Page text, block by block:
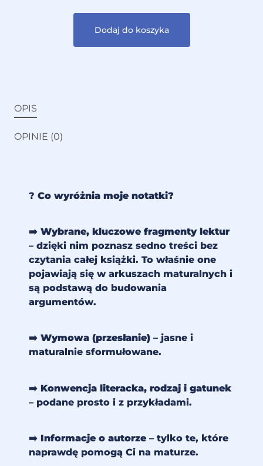
Dodaj do koszyka
OPIS
OPINIE (0)
? Co wyróżnia moje notatki?
➡️ Wybrane, kluczowe fragmenty lektur
– dzięki nim poznasz sedno treści bez
czytania całej książki. To właśnie one
pojawiają się w arkuszach maturalnych i
są podstawą do budowania
argumentów.
➡️ Wymowa (przesłanie)– jasne i
maturalnie sformułowane.
➡️ Konwencja literacka, rodzaj i gatunek
– podane prosto i z przykładami.
➡️ Informacje o autorze– tylko te, które
naprawdę pomogą Ci na maturze.